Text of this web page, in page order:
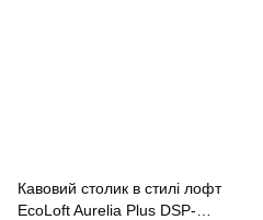
Кавовий столик в стилі лофт
EcoLoft Aurelia Plus DSP-